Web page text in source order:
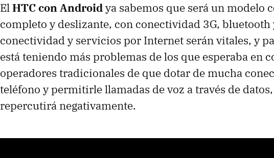
ElHTC con Androidya sabemos que será un modelo
completo y deslizante, con conectividad 3G, bluetooth
conectividad y servicios por Internet serán vitales, y
está teniendo más problemas de los que esperaba en
operadores tradicionales de que dotar de mucha
teléfono y permitirle llamadas de voz a través de
repercutirá negativamente.